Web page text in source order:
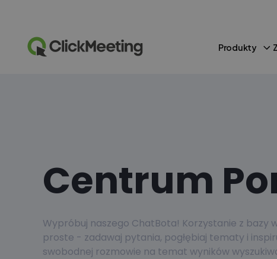
Produkty
Centrum
Wypróbuj naszego ChatBota! Korzystanie z bazy
proste - zadawaj pytania, pogłębiaj tematy i
swobodnej rozmowie na temat wyników